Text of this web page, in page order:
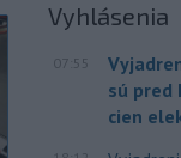
Vyhlásenia
07:55
sú pred
cien